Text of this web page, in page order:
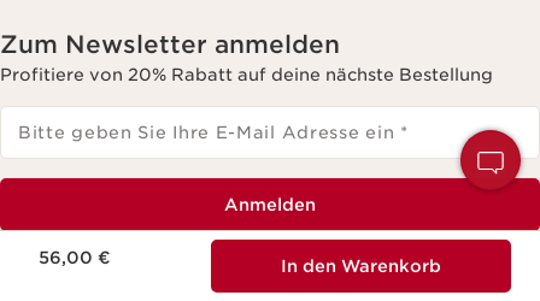
56,00 € In den Warenkorb
Zum Newsletter anmelden
Profitiere von 20% Rabatt auf deine nächste Bestellung
Bitte geben Sie Ihre E-Mail Adresse ein *
Anmelden
*Ich bin damit einverstanden, dass die Clarins GmbH
mich mit personalisierter Werbung zur exklusiven